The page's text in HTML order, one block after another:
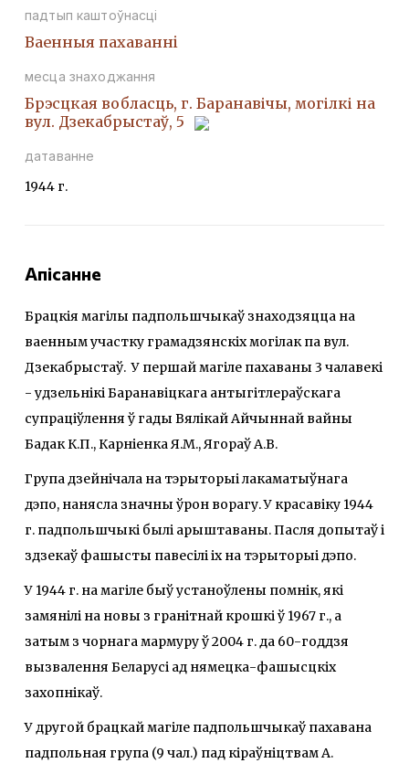
падтып каштоўнасці
Ваенныя пахаваннi
месца знаходжання
Брэсцкая вобласць, г. Баранавічы, могілкі на
вул. Дзекабрыстаў, 5
датаванне
1944 г.
Апісанне
Брацкія магілы падпольшчыкаў знаходзяцца на
ваенным участку грамадзянскіх могілак па вул.
Дзекабрыстаў. У першай магіле пахаваны 3 чалавекі
- удзельнікі Баранавіцкага антыгітлераўскага
супраціўлення ў гады Вялікай Айчыннай вайны
Бадак К.П., Карніенка Я.М., Ягораў А.В.
Група дзейнічала на тэрыторыі лакаматыўнага
дэпо, нанясла значны ўрон ворагу. У красавіку 1944
г. падпольшчыкі былі арыштаваны. Пасля допытаў і
здзекаў фашысты павесілі іх на тэрыторыі дэпо.
У 1944 г. на магіле быў устаноўлены помнік, які
замянілі на новы з гранітнай крошкі ў 1967 г., а
затым з чорнага мармуру ў 2004 г. да 60-годдзя
вызвалення Беларусі ад нямецка-фашысцкіх
захопнікаў.
У другой брацкай магіле падпольшчыкаў пахавана
падпольная група (9 чал.) пад кіраўніцтвам А.